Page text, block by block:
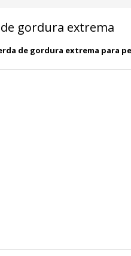
gordura extrema
de gordura extrema para